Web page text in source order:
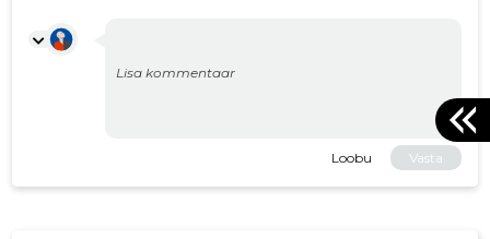
Loobu Vasta